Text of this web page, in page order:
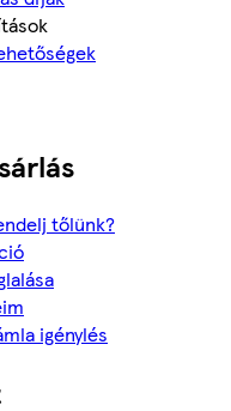
tőlünk?
igénylés